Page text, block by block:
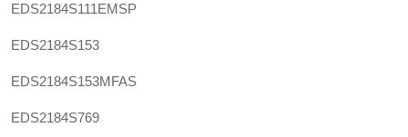
EDS2184S111EMSP
EDS2184S153
EDS2184S153MFAS
EDS2184S769